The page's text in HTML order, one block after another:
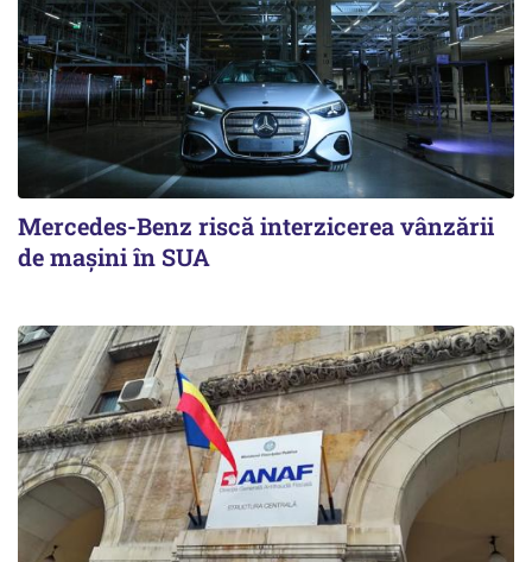
Mercedes-Benz riscă interzicerea vânzării
de mașini în SUA